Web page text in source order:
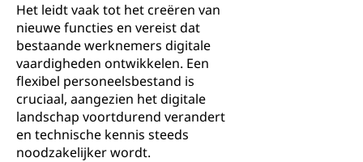
Het leidt vaak tot het creëren van
nieuwe functies en vereist dat
bestaande werknemers digitale
vaardigheden ontwikkelen. Een
flexibel personeelsbestand is
cruciaal, aangezien het digitale
landschap voortdurend verandert
en technische kennis steeds
noodzakelijker wordt.